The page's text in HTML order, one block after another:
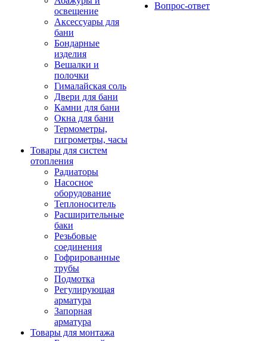
освещение
Аксессуары для
бани
Бондарные
изделия
Вешалки и
полочки
Гималайская соль
Двери для бани
Камни для бани
Окна для бани
Термометры,
гигрометры, часы
Товары для систем
отопления
Радиаторы
Насосное
оборудование
Теплоноситель
Расширительные
баки
Резьбовые
соединения
Гофрированные
трубы
Подмотка
Регулирующая
арматура
Запорная
арматура
Товары для монтажа
Вопрос-ответ